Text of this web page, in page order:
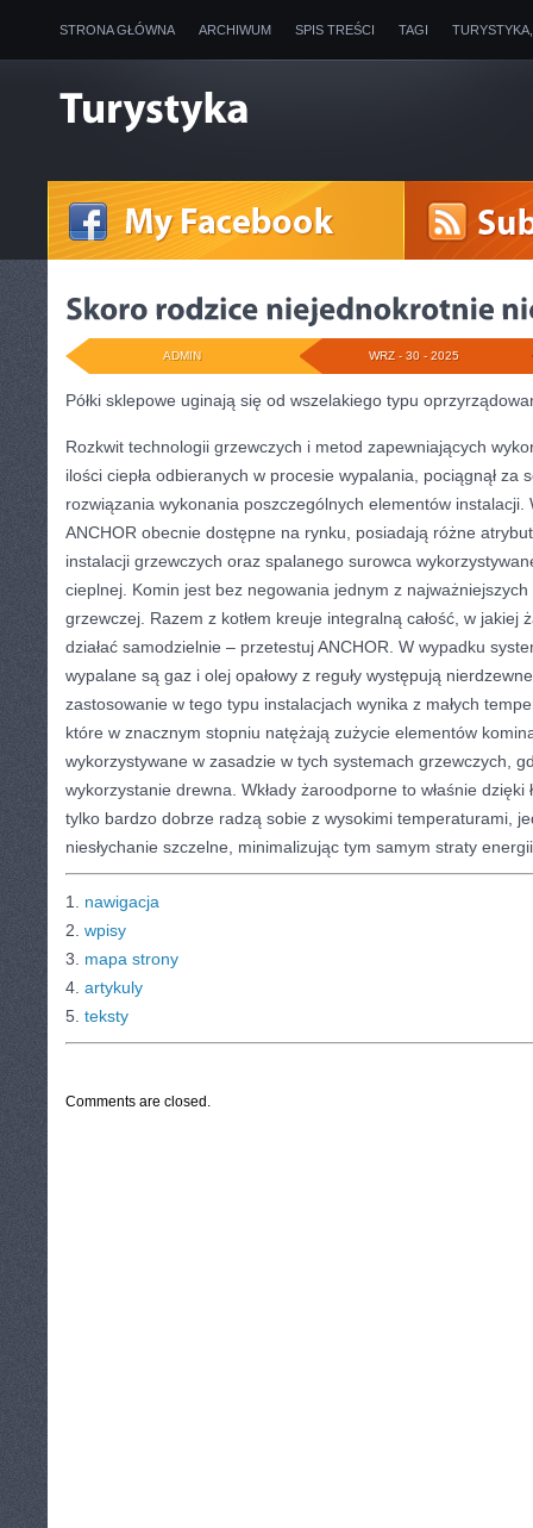
STRONA GŁÓWNA ARCHIWUM SPIS TREŚCI TAGI
WRZ - 30 - 2025
ADMIN
Półki sklepowe uginają się od wszelakiego typu
Rozkwit technologii grzewczych i metod zapewniających
ilości ciepła odbieranych w procesie wypalania, pociągnął za
rozwiązania wykonania poszczególnych elementów instalacji.
ANCHOR obecnie dostępne na rynku, posiadają różne
instalacji grzewczych oraz spalanego surowca
cieplnej. Komin jest bez negowania jednym z najważniejszych
grzewczej. Razem z kotłem kreuje integralną całość, w jakiej
działać samodzielnie – przetestuj ANCHOR. W wypadku
wypalane są gaz i olej opałowy z reguły występują
zastosowanie w tego typu instalacjach wynika z małych
które w znacznym stopniu natężają zużycie elementów
wykorzystywane w zasadzie w tych systemach grzewczych,
wykorzystanie drewna. Wkłady żaroodporne to właśnie dzięki
tylko bardzo dobrze radzą sobie z wysokimi temperaturami,
niesłychanie szczelne, minimalizując tym samym straty
1. nawigacja
2. wpisy
3. mapa strony
4. artykuly
5. teksty
Comments are closed.